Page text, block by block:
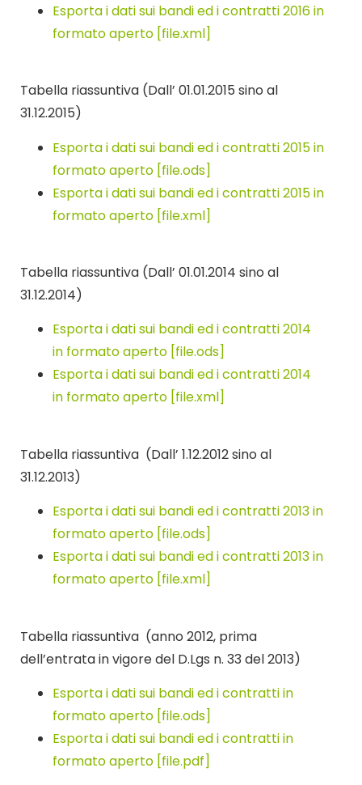
Esporta i dati sui bandi ed i contratti 2016 in
formato aperto [file.xml]
Tabella riassuntiva (Dall’ 01.01.2015 sino al
31.12.2015)
Esporta i dati sui bandi ed i contratti 2015 in
formato aperto [file.ods]
Esporta i dati sui bandi ed i contratti 2015 in
formato aperto [file.xml]
Tabella riassuntiva (Dall’ 01.01.2014 sino al
31.12.2014)
Esporta i dati sui bandi ed i contratti 2014
in formato aperto [file.ods]
Esporta i dati sui bandi ed i contratti 2014
in formato aperto [file.xml]
Tabella riassuntiva (Dall’ 1.12.2012 sino al
31.12.2013)
Esporta i dati sui bandi ed i contratti 2013 in
formato aperto [file.ods]
Esporta i dati sui bandi ed i contratti 2013 in
formato aperto [file.xml]
Tabella riassuntiva (anno 2012, prima
dell’entrata in vigore del D.Lgs n. 33 del 2013)
Esporta i dati sui bandi ed i contratti in
formato aperto [file.ods]
Esporta i dati sui bandi ed i contratti in
formato aperto [file.pdf]